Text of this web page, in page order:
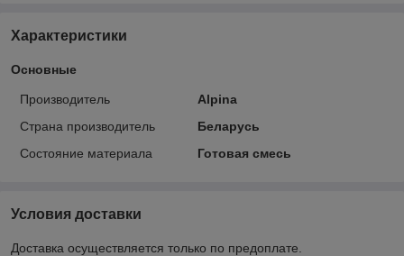
Характеристики
Основные
Производитель
Alpina
Страна производитель
Беларусь
Состояние материала
Готовая смесь
Условия доставки
Доставка осуществляется только по предоплате.